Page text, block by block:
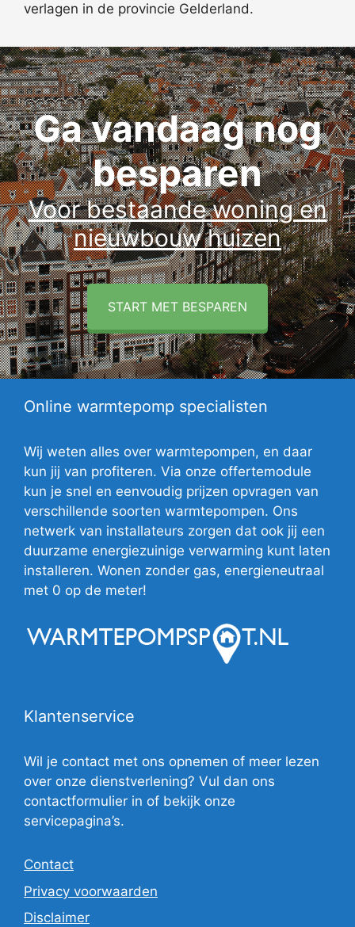
verlagen in de provincie Gelderland.
Ga vandaag nog
besparen
Voor bestaande woning en
nieuwbouw huizen
START MET BESPAREN
Online warmtepomp specialisten
Wij weten alles over warmtepompen, en daar
kun jij van profiteren. Via onze offertemodule
kun je snel en eenvoudig prijzen opvragen van
verschillende soorten warmtepompen. Ons
netwerk van installateurs zorgen dat ook jij een
duurzame energiezuinige verwarming kunt laten
installeren. Wonen zonder gas, energieneutraal
met 0 op de meter!
Klantenservice
Wil je contact met ons opnemen of meer lezen
over onze dienstverlening? Vul dan ons
contactformulier in of bekijk onze
servicepagina’s.
Contact
Privacy voorwaarden
Disclaimer